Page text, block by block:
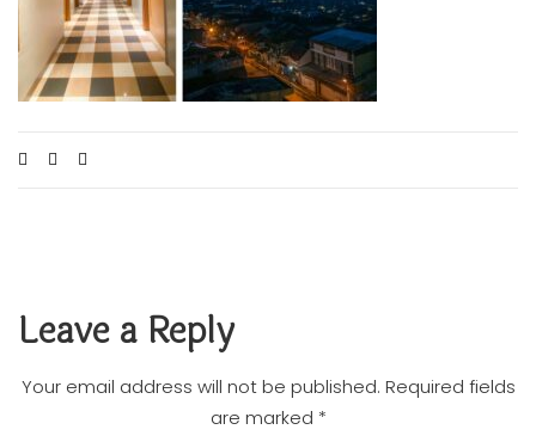
Leave a Reply
Your email address will not be published. Required fields
are marked *